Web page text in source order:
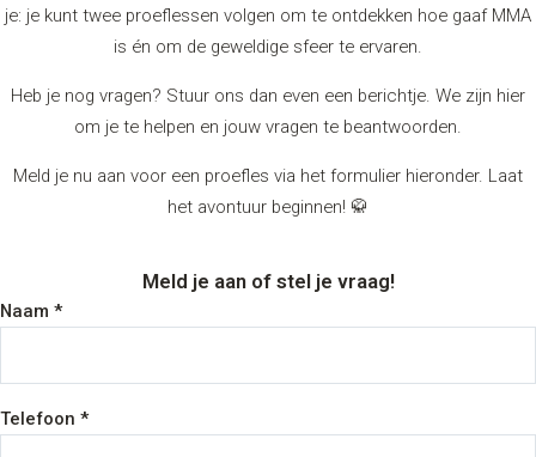
je: je kunt twee proeflessen volgen om te ontdekken hoe gaaf MMA
is én om de geweldige sfeer te ervaren.
Heb je nog vragen? Stuur ons dan even een berichtje. We zijn hier
om je te helpen en jouw vragen te beantwoorden.
Meld je nu aan voor een proefles via het formulier hieronder. Laat
het avontuur beginnen! 🥋
Meld je aan of stel je vraag!
Naam *
Telefoon *